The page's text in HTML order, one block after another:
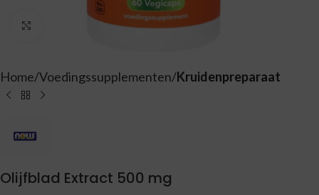
Home Voedingssupplementen Kruidenpreparaat
Olijfblad Extract 500 mg